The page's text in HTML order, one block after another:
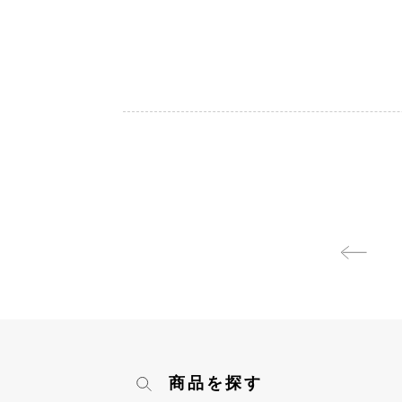
商品を探す